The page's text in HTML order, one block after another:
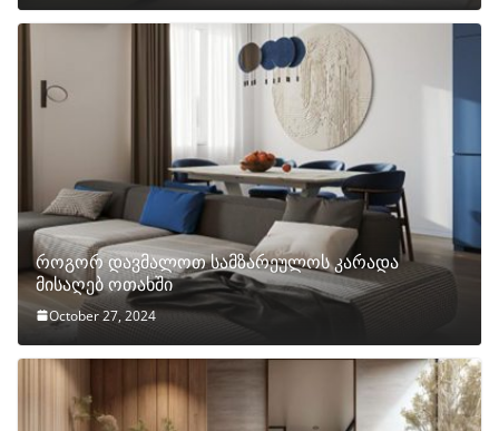
როგორ დავმალოთ სამზარეულოს კარადა
მისაღებ ოთახში
October 27, 2024